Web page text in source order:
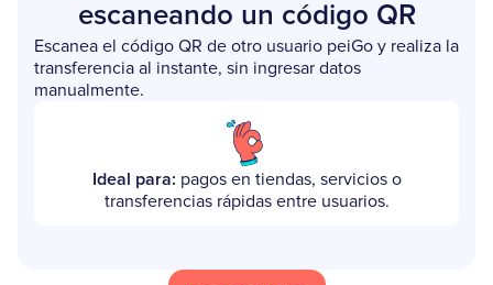
escaneando un código QR
Escanea el código QR de otro usuario peiGo y realiza la
transferencia al instante, sin ingresar datos
manualmente.
Ideal para: pagos en tiendas, servicios o
transferencias rápidas entre usuarios.